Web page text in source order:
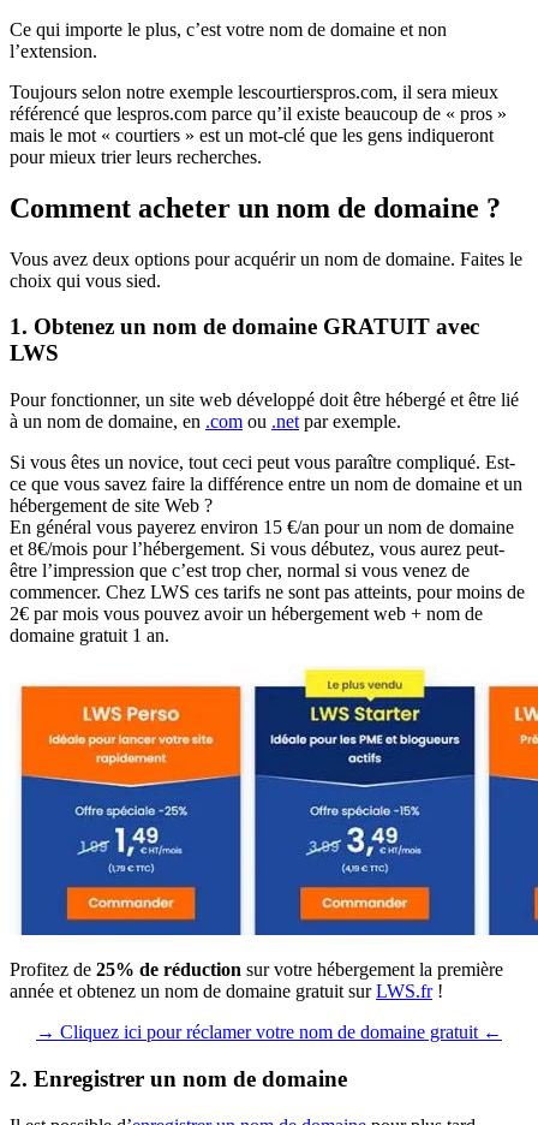
Ce qui importe le plus, c’est votre nom de domaine et non
l’extension.
Toujours selon notre exemple lescourtierspros.com, il sera mieux
référencé que lespros.com parce qu’il existe beaucoup de « pros »
mais le mot « courtiers » est un mot-clé que les gens indiqueront
pour mieux trier leurs recherches.
Comment acheter un nom de domaine ?
Vous avez deux options pour acquérir un nom de domaine. Faites le
choix qui vous sied.
1. Obtenez un nom de domaine GRATUIT avec
LWS
Pour fonctionner, un site web développé doit être hébergé et être lié
à un nom de domaine, en .com ou .net par exemple.
Si vous êtes un novice, tout ceci peut vous paraître compliqué. Est-
ce que vous savez faire la différence entre un nom de domaine et un
hébergement de site Web ?
En général vous payerez environ 15 €/an pour un nom de domaine
et 8€/mois pour l’hébergement. Si vous débutez, vous aurez peut-
être l’impression que c’est trop cher, normal si vous venez de
commencer. Chez LWS ces tarifs ne sont pas atteints, pour moins de
2€ par mois vous pouvez avoir un hébergement web + nom de
domaine gratuit 1 an.
Profitez de 25% de réduction sur votre hébergement la première
année et obtenez un nom de domaine gratuit surLWS.fr!
→ Cliquez ici pour réclamer votre nom de domaine gratuit ←
2. Enregistrer un nom de domaine